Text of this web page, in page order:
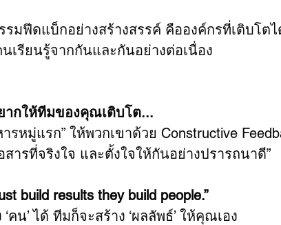
มฟีดแบ็กอย่างสร้างสรรค์ คือองค์กรที่เติบโตไ
เรียนรู้จากกันและกันอย่างต่อเนื่อง
กให้ทีมของคุณเติบโต...
รหมู่แรก” ให้พวกเขาด้วย Constructive
สารที่จริงใจ และตั้งใจให้กันอย่างปรารถนาดี”
build results they build people.”
คน’ ได้ ทีมก็จะสร้าง ‘ผลลัพธ์’ ให้คุณเอง